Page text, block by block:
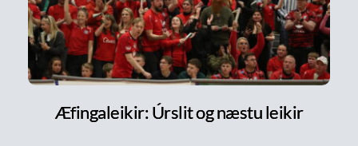
Æfingaleikir: Úrslit og næstu leikir